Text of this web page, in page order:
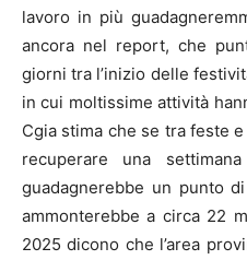
lavoro in più
ancora nel report, che
giorni tra l’inizio delle
in cui moltissime attività
Cgia stima che se tra feste
recuperare una
guadagnerebbe un punto
ammonterebbe a circa 22
2025 dicono che l’area